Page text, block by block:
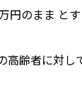
円のまま と
高齢者に対し